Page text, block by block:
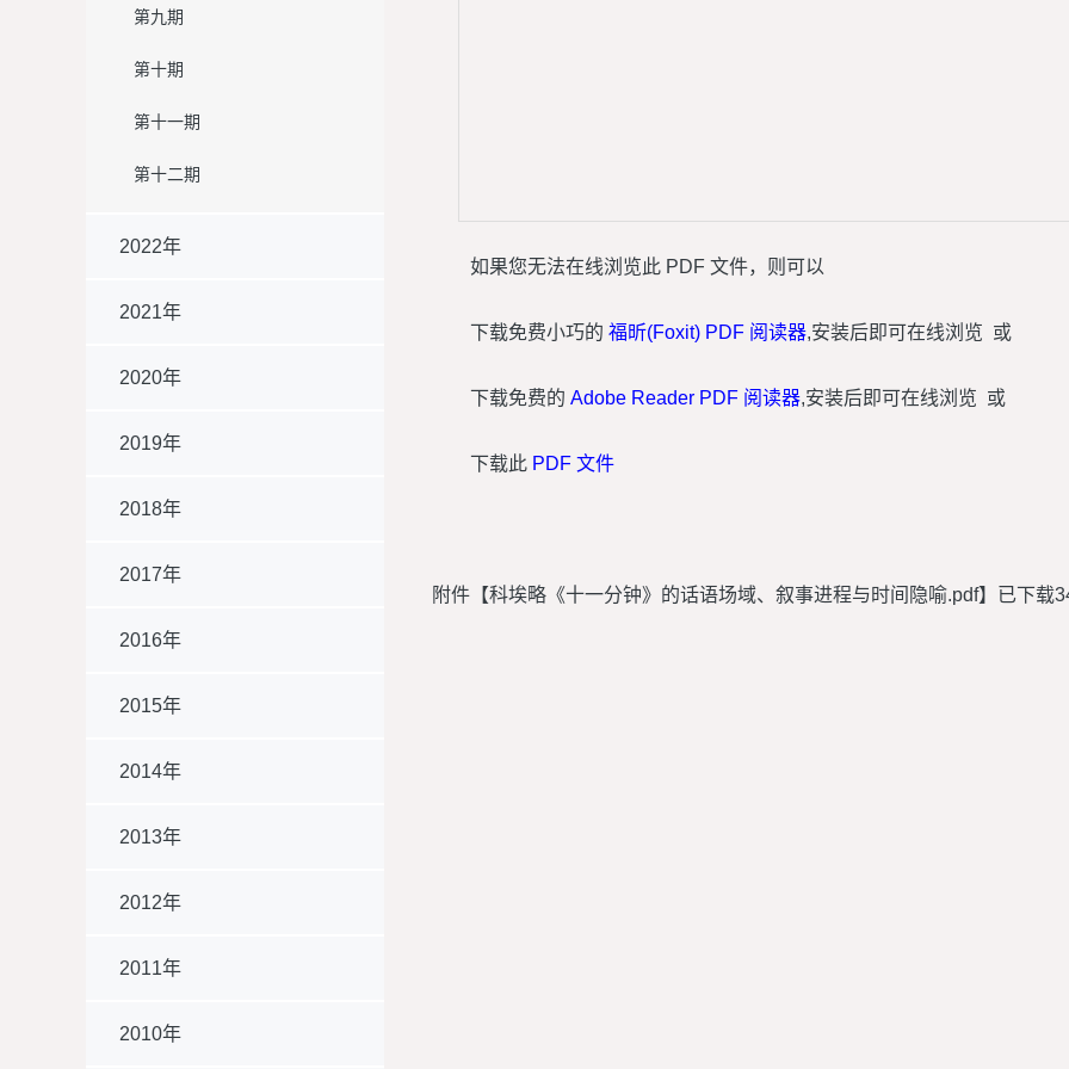
第九期
第十期
第十一期
第十二期
2022年
2021年
2020年
2019年
2018年
2017年
2016年
2015年
2014年
2013年
2012年
2011年
2010年
如果您无法在线浏览此 PDF 文件，则可以
下载免费小巧的 福昕(Foxit) PDF 阅读器,安装后即可在线浏览 或
下载免费的 Adobe Reader PDF 阅读器,安装后即可在线浏览 或
下载此 PDF 文件
附件【科埃略《十一分钟》的话语场域、叙事进程与时间隐喻.pdf】已下载